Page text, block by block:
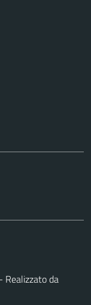
Realizzato da